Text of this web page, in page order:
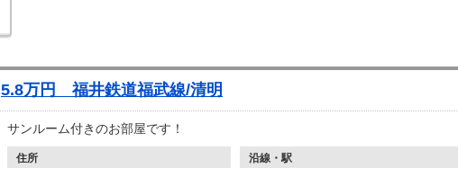
5.8万円 福井鉄道福武線/清明
サンルーム付きのお部屋です！
住所 沿線・駅